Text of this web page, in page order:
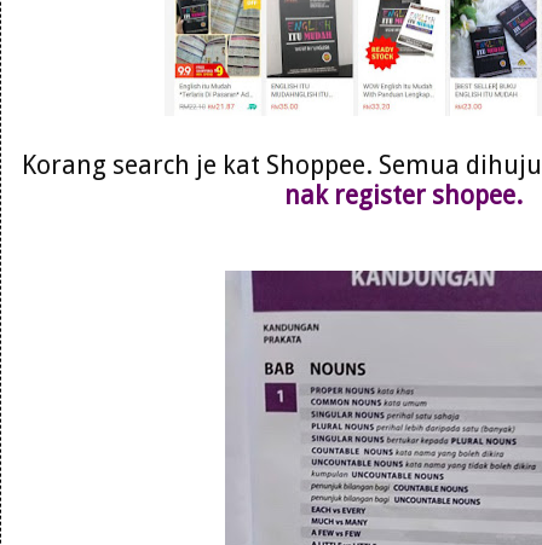
Korang search je kat Shoppee. Semua
nak register shopee.